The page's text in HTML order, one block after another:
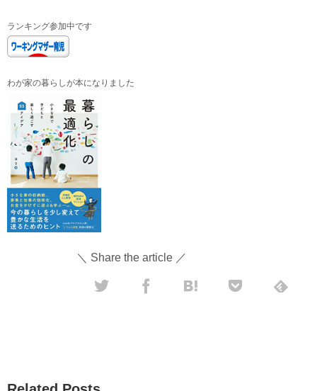
ランキング参加中です
わが家の暮らしが本になりました
＼ Share the article ／